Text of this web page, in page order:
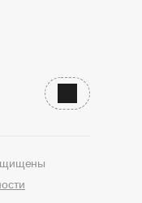
Наверх